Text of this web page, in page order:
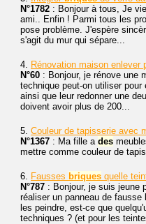
N°1782 : Bonjour à tous, Je
ami.. Enfin ! Parmi tous les
pose problème. J'espère
s'agit du mur qui sépare...
4. Rénovation maison enlever
N°60 : Bonjour, je rénove une
technique peut-on utiliser
ainsi que leur redonner une
doivent avoir plus de 200...
5. Couleur de tapisserie avec
N°1367 : Ma fille a des
mettre comme couleur de
6. Fausses briques quelle
N°787 : Bonjour, je suis jeune
réaliser un panneau de fausse
les peindre, est-ce que
techniques ? (et pour les